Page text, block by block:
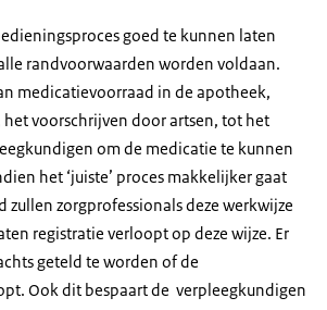
goed te kunnen laten
randvoorwaarden worden voldaan.
medicatievoorraad in de apotheek,
voorschrijven door artsen, tot het
om de medicatie te kunnen
het ‘juiste’ proces makkelijker gaat
zullen zorgprofessionals deze werkwijze
registratie verloopt op deze wijze. Er
geteld te worden of de
Ook dit bespaart de verpleegkundigen